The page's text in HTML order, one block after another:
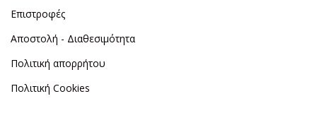
Επιστροφές
Αποστολή - Διαθεσιμότητα
Πολιτική απορρήτου
Πολιτική Cookies